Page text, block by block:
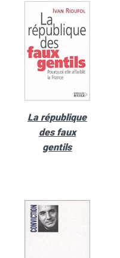
La république
des faux
gentils